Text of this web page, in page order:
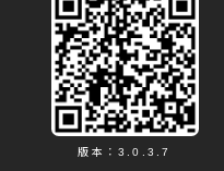
版本：3.0.3.7